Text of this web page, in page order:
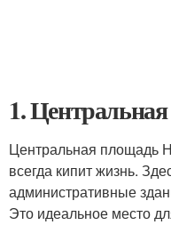
1.
Центральная площадь
всегда кипит жизнь.
административные
Это идеальное место